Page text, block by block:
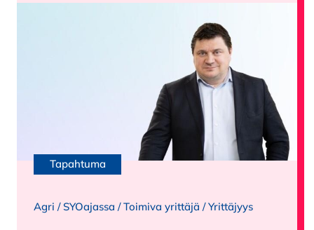
Tapahtuma
Agri /SYOajassa /Toimiva yrittäjä /Yrittäjyys